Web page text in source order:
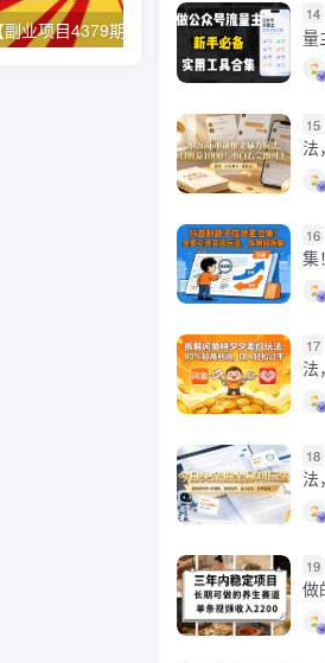
【副业项目4379期】月销百万酒业酒具直播间脚本话术：服装话术+各行各业类目直播话术资料包
14
量
备
15
法
16
集
17
法
18
法
19
做